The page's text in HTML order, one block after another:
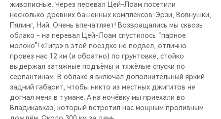
живописные. Через перевал Цей-Лоам посетили
несколько древних башенных комплексов: Эрзи, Вовнушки,
Пялинг, Ний. Очень впечатляет! Возвращались мы сквозь
облако - на перевал Цей-Лоам спустилось “парное
молоко”! «Тигр» в этой поездке не подвёл, отлично
провез нас 12 км (и обратно) по грунтовке, стойко
выдержал затяжные подъёмы и тяжёлые спуски по
серпантинам. В облаке я включал дополнительный яркий
задний габарит, чтобы никто из местных джигитов не
догнал меня в тумане. А на ночёвку мы приехали во
Владикавказ, который встретил нас мощным проливным